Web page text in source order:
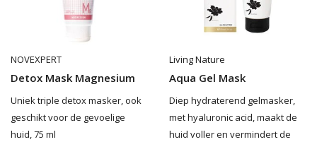
NOVEXPERT
Detox Mask Magnesium
Uniek triple detox masker, ook
geschikt voor de gevoelige
huid, 75 ml
Living Nature
Aqua Gel Mask
Diep hydraterend gelmasker,
met hyaluronic acid, maakt de
huid voller en vermindert de